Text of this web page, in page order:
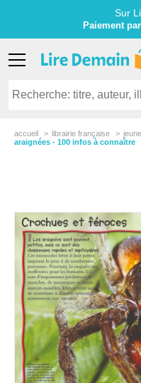
Sur
Paiement par
accueil librairie française
araignées - 100 infos à connaître